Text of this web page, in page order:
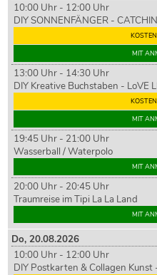
10:00 Uhr - 12:00 Uhr
DIY SONNENFÄNGER -
MIT
13:00 Uhr - 14:30 Uhr
DIY Kreative Buchstaben - LoVE
MIT
19:45 Uhr - 21:00 Uhr
Wasserball / Waterpolo
MIT
20:00 Uhr - 20:45 Uhr
Traumreise im Tipi La La Land
MIT
Do,20.08.2026
10:00 Uhr - 12:00 Uhr
DIY Postkarten & Collagen